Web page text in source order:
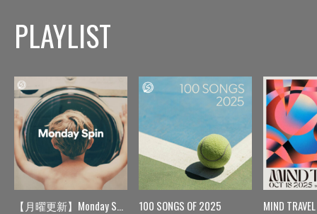
PLAYLIST
【月曜更新】Monday Spin 100 SONGS OF 2025 MIND TRAVEL